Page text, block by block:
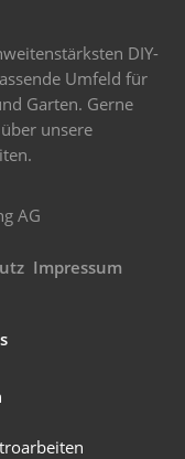
DIY-
Umfeld für
Garten. Gerne
über unsere
AG
Impressum